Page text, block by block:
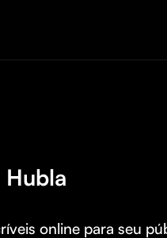
Hubla
online para seu